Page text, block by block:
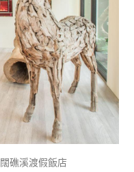
礁溪渡假飯店